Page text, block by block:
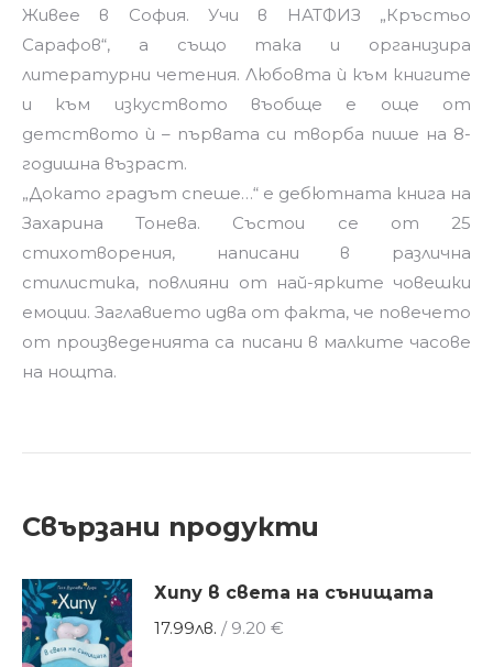
Живее в София. Учи в НАТФИЗ „Кръстьо
Сарафов“, а също така и организира
литературни четения. Любовта ѝ към книгите
и към изкуството въобще е още от
детството ѝ – първата си творба пише на 8-
годишна възраст.
„Докато градът спеше…“ е дебютната книга на
Захарина Тонева. Състои се от 25
стихотворения, написани в различна
стилистика, повлияни от най-ярките човешки
емоции. Заглавието идва от факта, че повечето
от произведенията са писани в малките часове
на нощта.
Свързани продукти
Хипу в света на сънищата
17.99лв. / 9.20 €